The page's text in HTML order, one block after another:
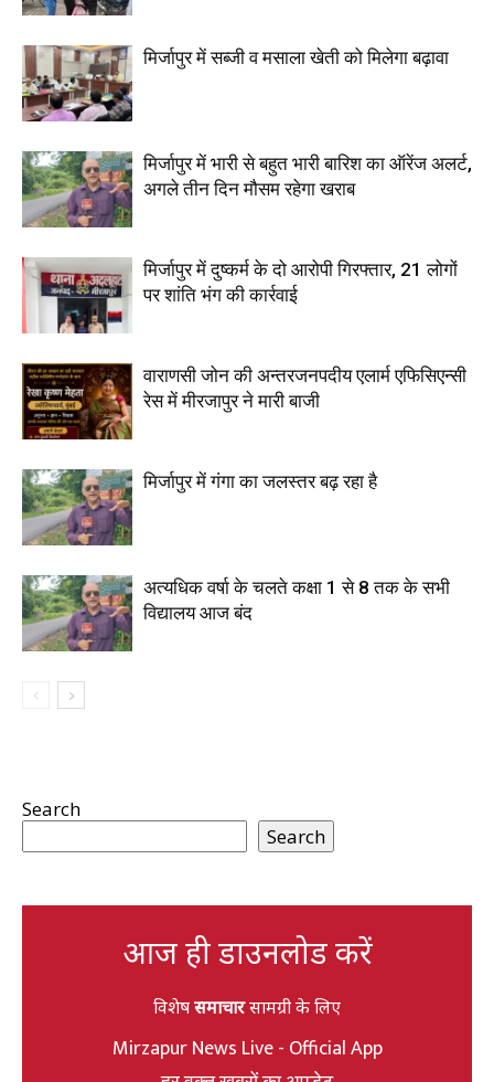
मिर्जापुर में सब्जी व मसाला खेती को मिलेगा बढ़ावा
मिर्जापुर में भारी से बहुत भारी बारिश का ऑरेंज अलर्ट,
अगले तीन दिन मौसम रहेगा खराब
मिर्जापुर में दुष्कर्म के दो आरोपी गिरफ्तार, 21 लोगों
पर शांति भंग की कार्रवाई
वाराणसी जोन की अन्तरजनपदीय एलार्म एफिसिएन्सी
रेस में मीरजापुर ने मारी बाजी
मिर्जापुर में गंगा का जलस्तर बढ़ रहा है
अत्यधिक वर्षा के चलते कक्षा 1 से 8 तक के सभी
विद्यालय आज बंद
Search
Search
आज ही डाउनलोड करें
विशेषसमाचारसामग्री के लिए
Mirzapur News Live - Official App